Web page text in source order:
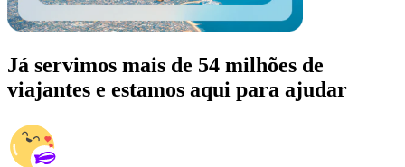
Já servimos mais de 54 milhões de
viajantes e estamos aqui para ajudar